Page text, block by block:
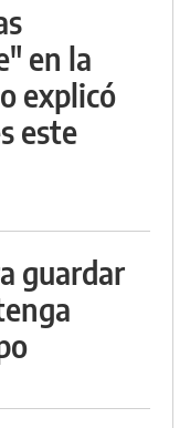
en la
explicó
este
guardar